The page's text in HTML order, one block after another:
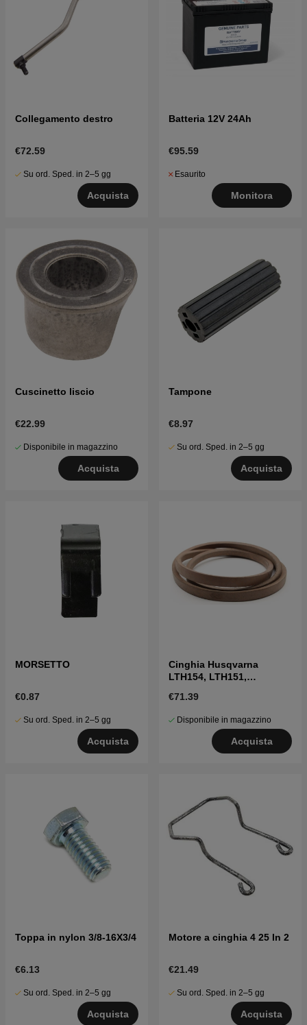
Collegamento destro
€72.59
Su ord. Sped. in 2–5 gg
Acquista
Batteria 12V 24Ah
€95.59
Esaurito
Monitora
Cuscinetto liscio
€22.99
Disponibile in magazzino
Acquista
Tampone
€8.97
Su ord. Sped. in 2–5 gg
Acquista
MORSETTO
€0.87
Su ord. Sped. in 2–5 gg
Acquista
Cinghia Husqvarna
LTH154, LTH151,
LT2216A2
€71.39
Disponibile in magazzino
Acquista
Toppa in nylon 3/8-16X3/4
€6.13
Su ord. Sped. in 2–5 gg
Acquista
Motore a cinghia 4 25 In 2
€21.49
Su ord. Sped. in 2–5 gg
Acquista